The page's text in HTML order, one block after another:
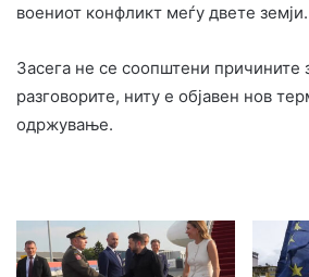
воениот конфликт меѓу двете земји.
Засега не се соопштени
разговорите, ниту е објавен нов
одржување.